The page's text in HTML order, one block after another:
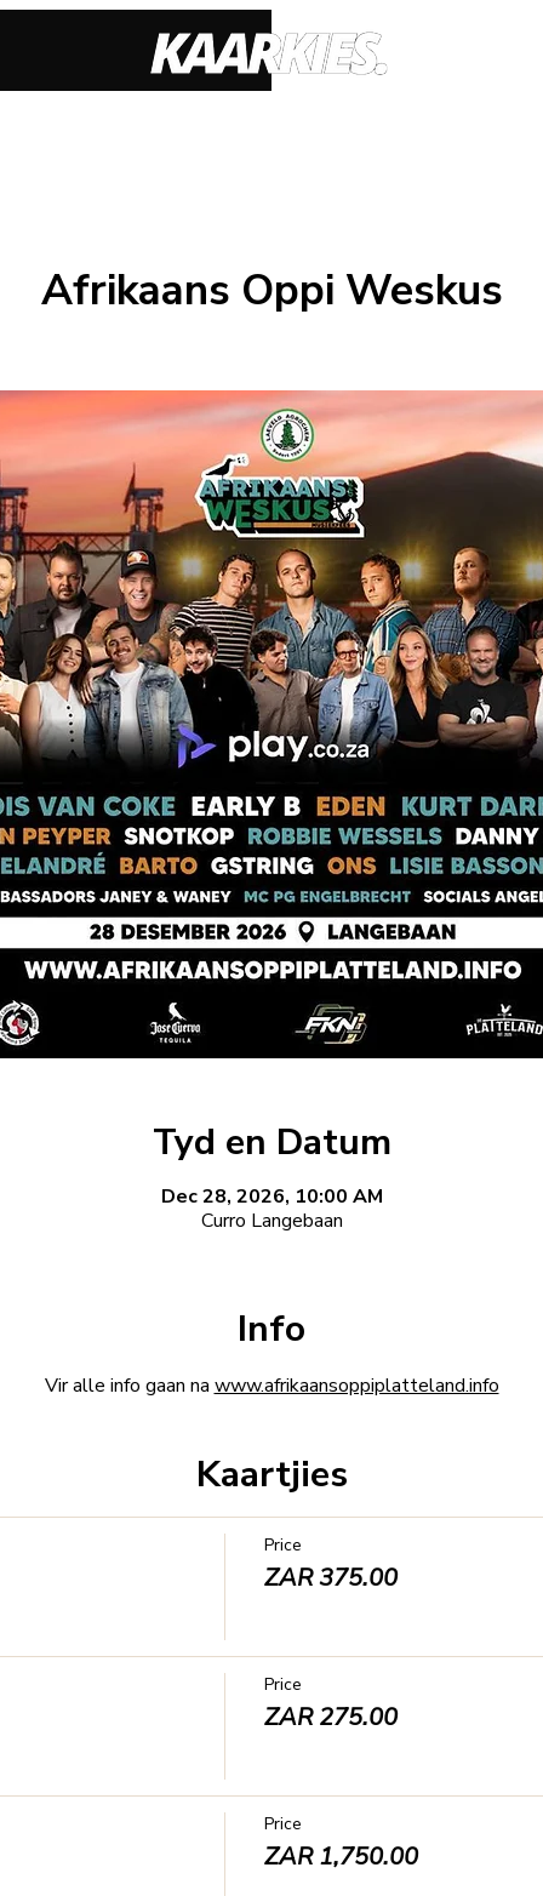
Afrikaans Oppi Weskus
Tyd en Datum
Dec 28, 2026, 10:00 AM
Curro Langebaan
Info
Vir alle info gaan na www.afrikaansoppiplatteland.info
Kaartjies
Price
ZAR 375.00
Price
ZAR 275.00
Price
ZAR 1,750.00